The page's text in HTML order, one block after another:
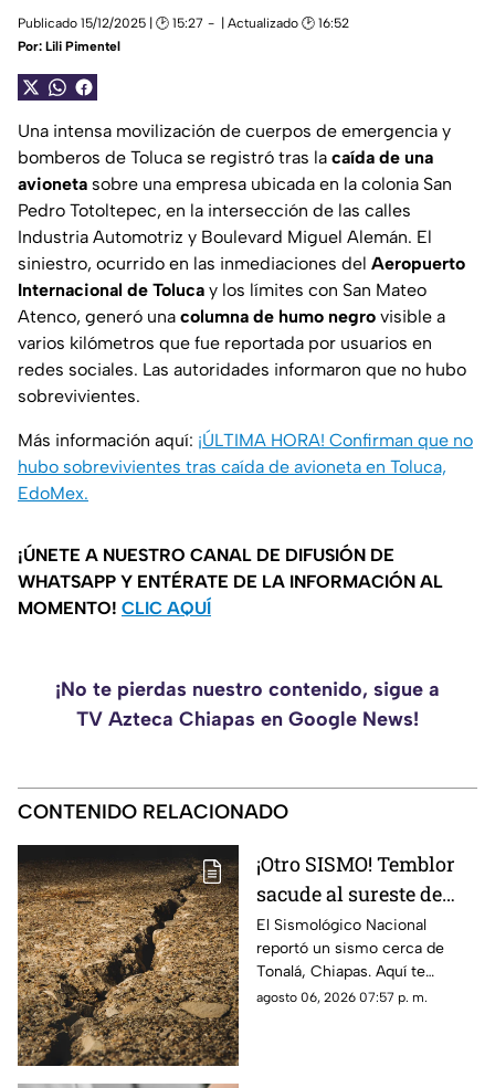
Publicado 15/12/2025 | 🕑 15:27
| Actualizado 🕑 16:52
Por: Lili Pimentel
Una intensa movilización de cuerpos de emergencia y
bomberos de Toluca se registró tras la caída de una
avioneta sobre una empresa ubicada en la colonia San
Pedro Totoltepec, en la intersección de las calles
Industria Automotriz y Boulevard Miguel Alemán. El
siniestro, ocurrido en las inmediaciones del Aeropuerto
Internacional de Toluca y los límites con San Mateo
Atenco, generó una columna de humo negro visible a
varios kilómetros que fue reportada por usuarios en
redes sociales. Las autoridades informaron que no hubo
sobrevivientes.
Más información aquí: ¡ÚLTIMA HORA! Confirman que no
hubo sobrevivientes tras caída de avioneta en Toluca,
EdoMex.
¡ÚNETE A NUESTRO CANAL DE DIFUSIÓN DE
WHATSAPP Y ENTÉRATE DE LA INFORMACIÓN AL
MOMENTO! CLIC AQUÍ
¡No te pierdas nuestro contenido, sigue a
TV Azteca Chiapas en Google News!
CONTENIDO RELACIONADO
¡Otro SISMO! Temblor
sacude al sureste de
México HOY: epicentro
y magnitud
El Sismológico Nacional
reportó un sismo cerca de
Tonalá, Chiapas. Aquí te
contamos todos los detalles
agosto 06, 2026 07:57 p. m.